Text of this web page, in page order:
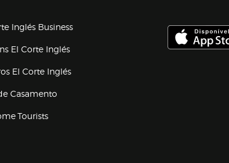
Inglés Business
El Corte Inglés(abre en nueva ventana)
El Corte Inglés(abre en nueva ventana)
Casamento
Tourists